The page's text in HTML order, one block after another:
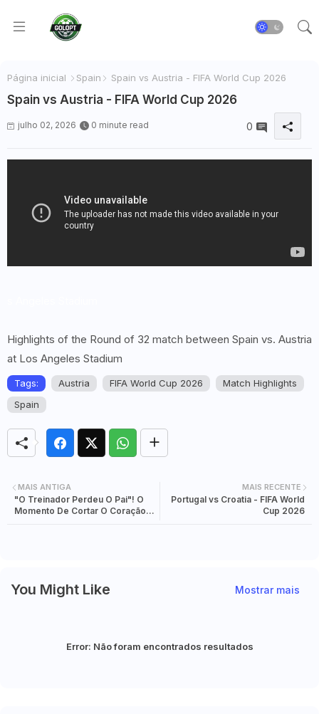
Página inicial Spain Spain vs Austria - FIFA World Cup 2026
Spain vs Austria - FIFA World Cup 2026
julho 02, 2026 0 minute read 0
Highlights of the Round of 32 match between Spain vs. Austria
at Los Angeles Stadium
Tags: Austria FIFA World Cup 2026
Match Highlights
Spain
MAIS RECENTE
Portugal vs Croatia - FIFA World
Cup 2026
MAIS ANTIGA
"O Treinador Perdeu O Pai"! O
Momento De Cortar O Coração
You Might Like Mostrar mais
Error: Não foram encontrados resultados